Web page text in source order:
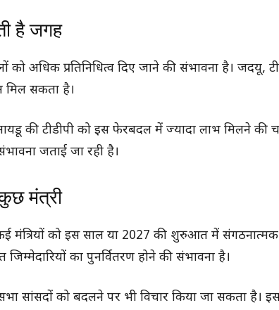
है जगह
को अधिक प्रतिनिधित्व दिए जाने की संभावना है।
मिल सकता है।
की टीडीपी को इस फेरबदल में ज्यादा लाभ मिलने की
जताई जा रही है।
मंत्री
मंत्रियों को इस साल या 2027 की शुरुआत में
का पुनर्वितरण होने की संभावना है।
सांसदों को बदलने पर भी विचार किया जा सकता है।